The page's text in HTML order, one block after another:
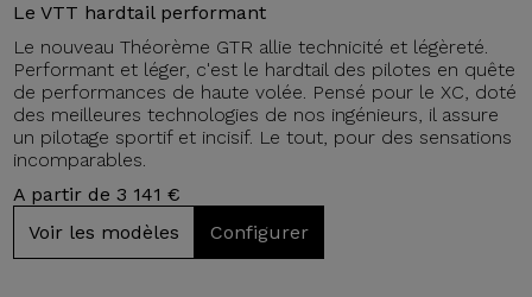
Le VTT hardtail performant
Le nouveau Théorème GTR allie technicité et légèreté.
Performant et léger, c'est le hardtail des pilotes en quête
de performances de haute volée. Pensé pour le XC, doté
des meilleures technologies de nos ingénieurs, il assure
un pilotage sportif et incisif. Le tout, pour des sensations
incomparables.
A partir de 3 141 €
Voir les modèles
Configurer